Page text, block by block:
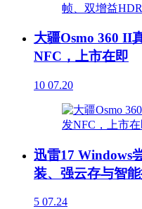
大疆Osmo 360 II
NFC，上市在即
10 07.20
迅雷17 Windows
装、强云存与智
5 07.24